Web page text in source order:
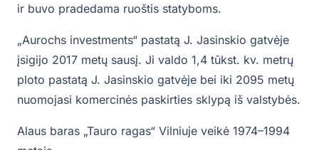
ir buvo pradedama ruoštis statyboms.
„Aurochs investments“ pastatą J. Jasinskio gatvėje
įsigijo 2017 metų sausį. Ji valdo 1,4 tūkst. kv. metrų
ploto pastatą J. Jasinskio gatvėje bei iki 2095 metų
nuomojasi komercinės paskirties sklypą iš valstybės.
Alaus baras „Tauro ragas“ Vilniuje veikė 1974–1994